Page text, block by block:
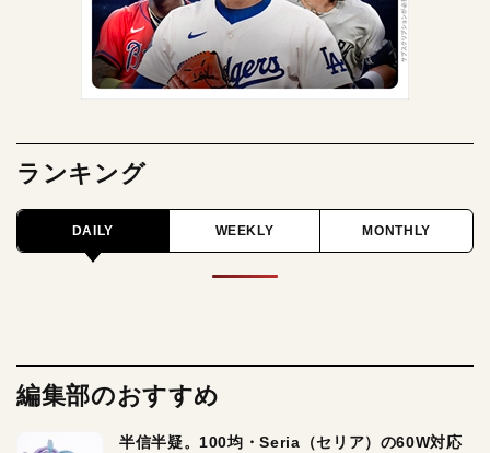
ランキング
DAILY WEEKLY MONTHLY
編集部のおすすめ
半信半疑。100均・Seria（セリア）の60W対応